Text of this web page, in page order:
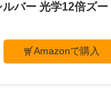
バー 光学12倍ズー
Amazonで購入